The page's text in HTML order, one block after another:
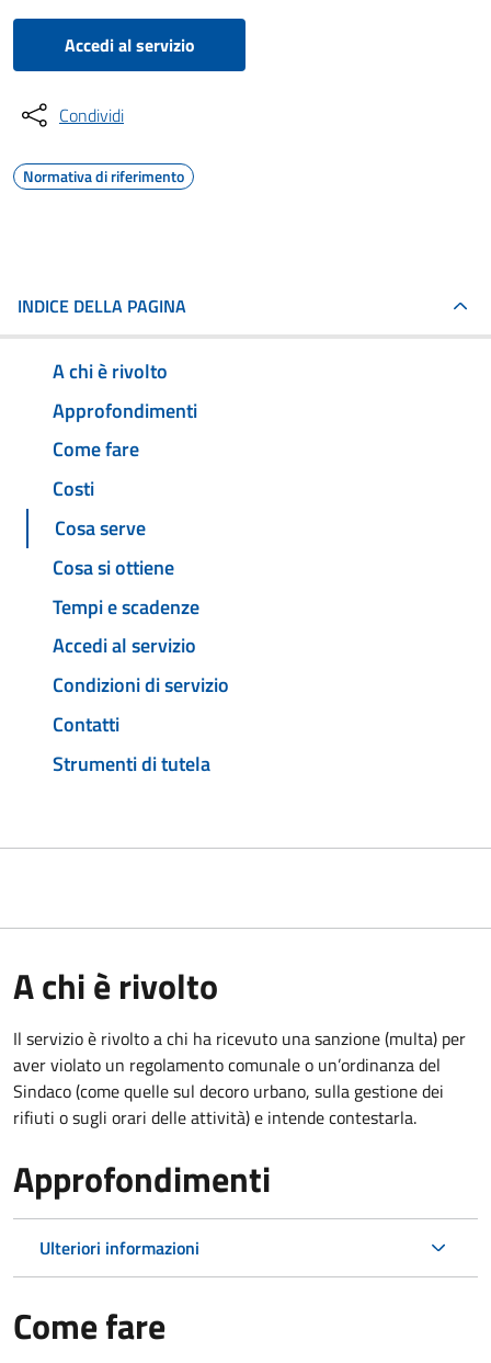
Accedi al servizio
Condividi
Normativa di riferimento
INDICE DELLA PAGINA
A chi è rivolto
Approfondimenti
Come fare
Costi
Cosa serve
Cosa si ottiene
Tempi e scadenze
Accedi al servizio
Condizioni di servizio
Contatti
Strumenti di tutela
A chi è rivolto
Il servizio è rivolto a chi ha ricevuto una sanzione (multa) per
aver violato un regolamento comunale o un’ordinanza del
Sindaco (come quelle sul decoro urbano, sulla gestione dei
rifiuti o sugli orari delle attività) e intende contestarla.
Approfondimenti
Ulteriori informazioni
Come fare